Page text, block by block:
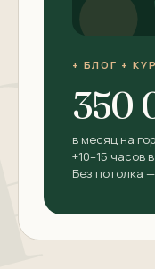
+ БЛОГ +
350
в месяц на
+10–15 часов
Без потолка